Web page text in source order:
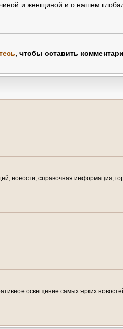
и женщиной и о нашем
, чтобы оставить
новости, справочная информация,
освещение самых ярких